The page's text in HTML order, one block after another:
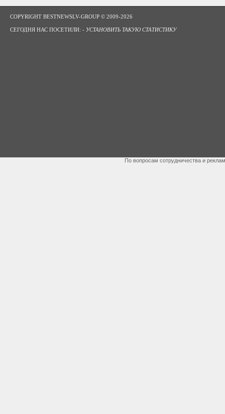
COPYRIGHT BESTNEWSLV-GROUP © 2009-2026
СЕГОДНЯ НАС ПОСЕТИЛИ: - УСТАНОВИТЬ ТАКУЮ СТАТИСТИКУ
По вопросам сотрудничества и